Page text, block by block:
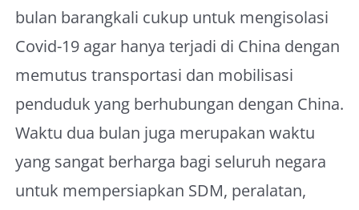
bulan barangkali cukup untuk mengisolasi
Covid-19 agar hanya terjadi di China dengan
memutus transportasi dan mobilisasi
penduduk yang berhubungan dengan China.
Waktu dua bulan juga merupakan waktu
yang sangat berharga bagi seluruh negara
untuk mempersiapkan SDM, peralatan,